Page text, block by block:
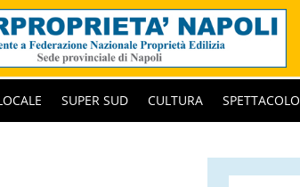
SUPER SUD CULTURA SPETTACOLO